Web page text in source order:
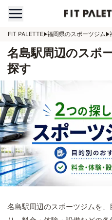
FIT PALETTE 福岡県のスポーツジム
名島駅周辺のスポ
探す
名島駅周辺のスポーツジムを